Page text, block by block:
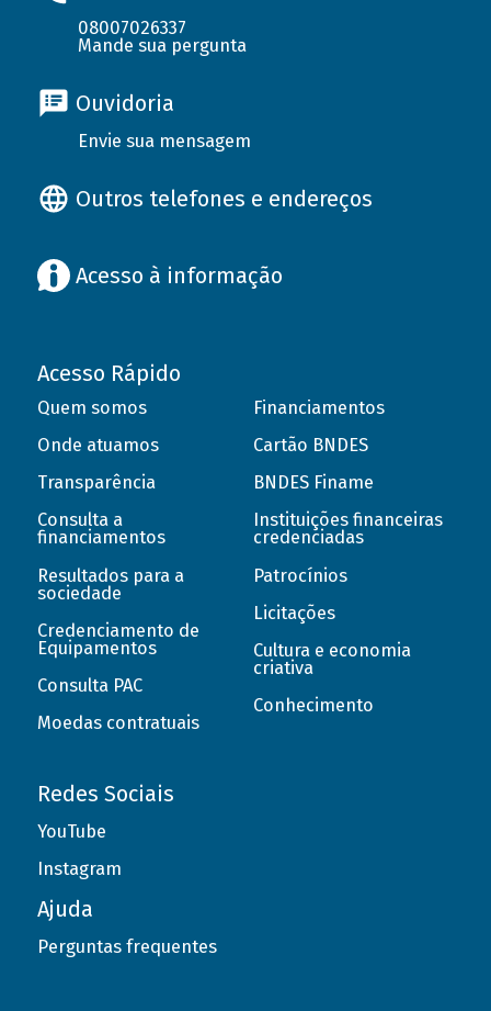
08007026337
Mande sua pergunta
Ouvidoria
Envie sua mensagem
Outros telefones e endereços
Acesso à informação
Acesso Rápido
Quem somos
Onde atuamos
Transparência
Consulta a
financiamentos
Resultados para a
sociedade
Credenciamento de
Equipamentos
Consulta PAC
Moedas contratuais
Financiamentos
Cartão BNDES
BNDES Finame
Instituições financeiras
credenciadas
Patrocínios
Licitações
Cultura e economia
criativa
Conhecimento
Redes Sociais
YouTube
Instagram
Ajuda
Perguntas frequentes